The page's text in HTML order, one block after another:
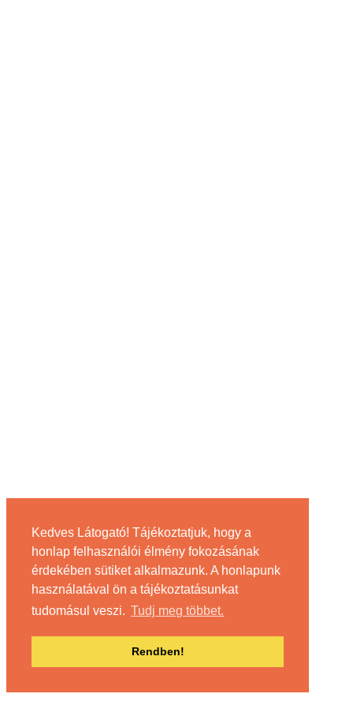
Kedves Látogató! Tájékoztatjuk, hogy a
honlap felhasználói élmény fokozásának
érdekében sütiket alkalmazunk. A honlapunk
használatával ön a tájékoztatásunkat
tudomásul veszi. Tudj meg többet.
Rendben!